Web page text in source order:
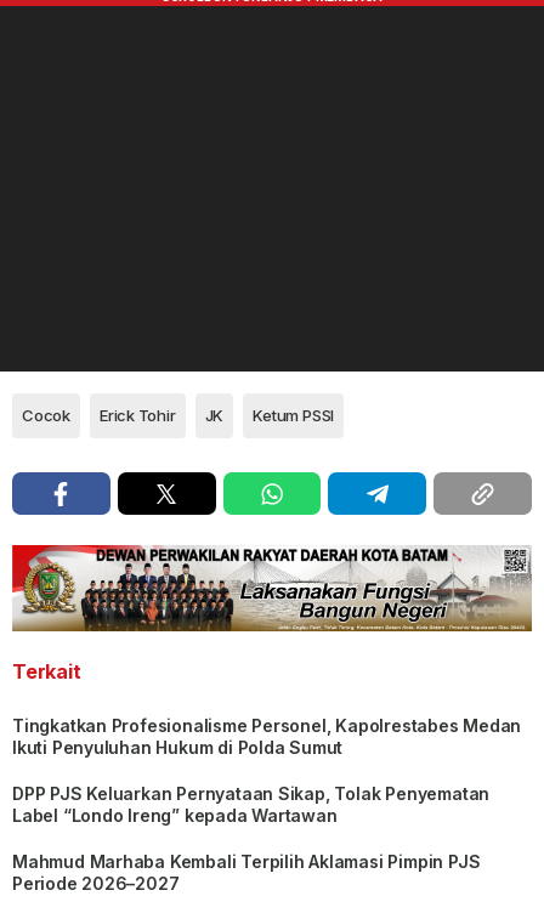
Cocok Erick Tohir JK Ketum PSSI
Terkait
Tingkatkan Profesionalisme Personel, Kapolrestabes Medan
Ikuti Penyuluhan Hukum di Polda Sumut
DPP PJS Keluarkan Pernyataan Sikap, Tolak Penyematan
Label “Londo Ireng” kepada Wartawan
Mahmud Marhaba Kembali Terpilih Aklamasi Pimpin PJS
Periode 2026–2027